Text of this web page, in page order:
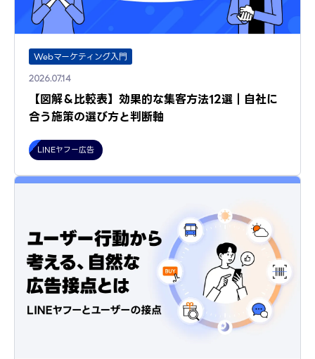
Webマーケティング入門
2026.07.14
【図解＆比較表】効果的な集客方法12選｜自社に
合う施策の選び方と判断軸
LINEヤフー広告